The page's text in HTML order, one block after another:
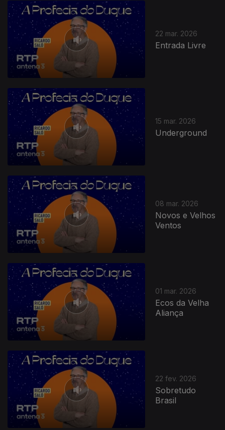
22 mar. 2026
Entrada Livre
15 mar. 2026
Underground
08 mar. 2026
Novos e Velhos
Ventos
01 mar. 2026
Ecos da Velha
Aliança
22 fev. 2026
Sobretudo
Brasil
908866